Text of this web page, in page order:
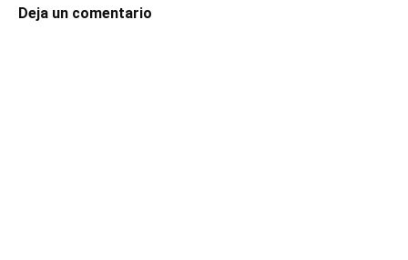
Deja un comentario